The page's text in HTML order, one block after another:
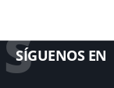
S
SÍGUENOS EN